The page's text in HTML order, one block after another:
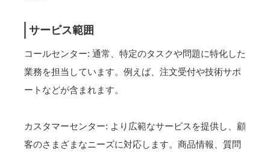
サービス範囲
コールセンター: 通常、特定のタスクや問題に特化した
業務を担当しています。例えば、注文受付や技術サポ
ートなどが含まれます。
カスタマーセンター: より広範なサービスを提供し、顧
客のさまざまなニーズに対応します。商品情報、質問